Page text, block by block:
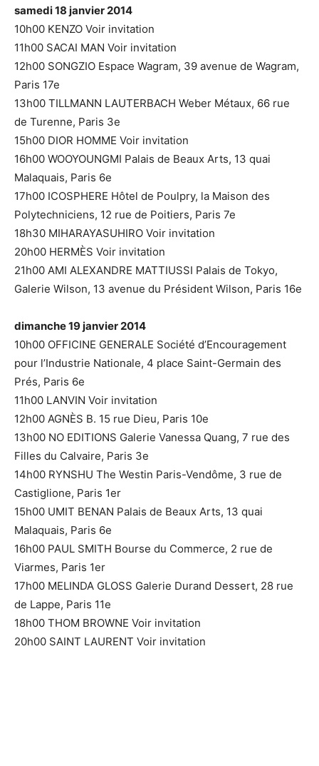
samedi 18 janvier 2014
10h00 KENZO Voir invitation
11h00 SACAI MAN Voir invitation
12h00 SONGZIO Espace Wagram, 39 avenue de Wagram,
Paris 17e
13h00 TILLMANN LAUTERBACH Weber Métaux, 66 rue
de Turenne, Paris 3e
15h00 DIOR HOMME Voir invitation
16h00 WOOYOUNGMI Palais de Beaux Arts, 13 quai
Malaquais, Paris 6e
17h00 ICOSPHERE Hôtel de Poulpry, la Maison des
Polytechniciens, 12 rue de Poitiers, Paris 7e
18h30 MIHARAYASUHIRO Voir invitation
20h00 HERMÈS Voir invitation
21h00 AMI ALEXANDRE MATTIUSSI Palais de Tokyo,
Galerie Wilson, 13 avenue du Président Wilson, Paris 16e
dimanche 19 janvier 2014
10h00 OFFICINE GENERALE Société d’Encouragement
pour l’Industrie Nationale, 4 place Saint-Germain des
Prés, Paris 6e
11h00 LANVIN Voir invitation
12h00 AGNÈS B. 15 rue Dieu, Paris 10e
13h00 NO EDITIONS Galerie Vanessa Quang, 7 rue des
Filles du Calvaire, Paris 3e
14h00 RYNSHU The Westin Paris-Vendôme, 3 rue de
Castiglione, Paris 1er
15h00 UMIT BENAN Palais de Beaux Arts, 13 quai
Malaquais, Paris 6e
16h00 PAUL SMITH Bourse du Commerce, 2 rue de
Viarmes, Paris 1er
17h00 MELINDA GLOSS Galerie Durand Dessert, 28 rue
de Lappe, Paris 11e
18h00 THOM BROWNE Voir invitation
20h00 SAINT LAURENT Voir invitation